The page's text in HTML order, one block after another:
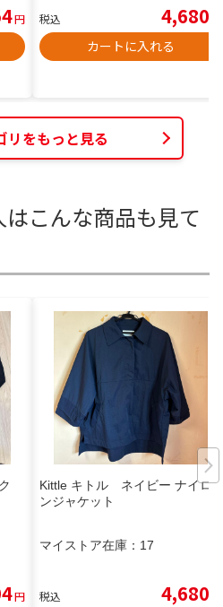
円 税込 4,680
カートに入れる
リをもっと見る
こんな商品も見て
円
Kittle キトル ネイビー ナイロ
ンジャケット
マイストア在庫： 17
税込 4,680